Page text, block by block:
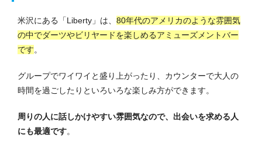
米沢にある「Liberty」は、 80年代のアメリカのような雰囲気
の中でダーツやビリヤードを楽しめるアミューズメントバー
です。
グループでワイワイと盛り上がったり、カウンターで大人の
時間を過ごしたりといろいろな楽しみ方ができます。
周りの人に話しかけやすい雰囲気なので、出会いを求める人
にも最適です。